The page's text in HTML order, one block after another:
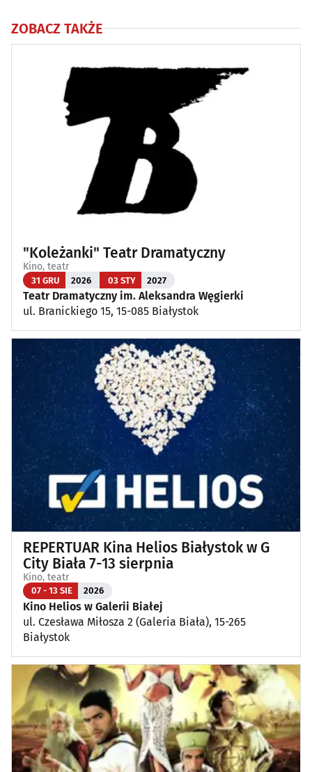
ZOBACZ TAKŻE
"Koleżanki" Teatr Dramatyczny
Kino, teatr
31 GRU 2026 03 STY 2027
Teatr Dramatyczny im. Aleksandra Węgierki
ul. Branickiego 15, 15-085 Białystok
REPERTUAR Kina Helios Białystok w G
City Biała 7-13 sierpnia
Kino, teatr
07 - 13 SIE 2026
Kino Helios w Galerii Białej
ul. Czesława Miłosza 2 (Galeria Biała), 15-265
Białystok